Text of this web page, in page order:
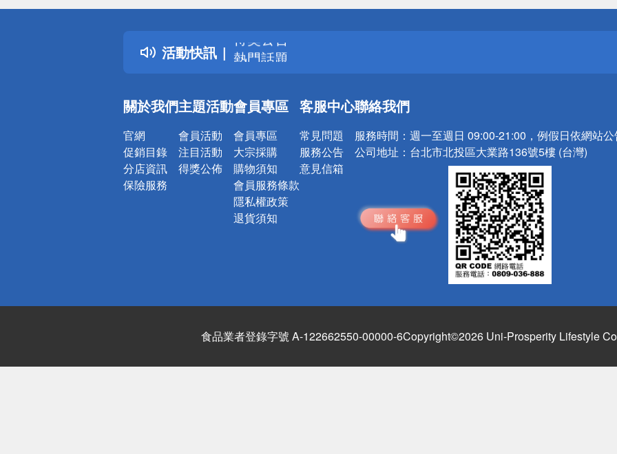
活動快訊
詐騙網頁！請小心！
得獎公告
熱門話題
銀行優惠
詐騙網頁！請小心！
關於我們
官網
促銷目錄
分店資訊
保險服務
主題活動
會員活動
注目活動
得獎公佈
會員專區
會員專區
大宗採購
購物須知
會員服務條款
隱私權政策
退貨須知
客服中心
常見問題
服務公告
意見信箱
聯絡我們
服務時間： 週一至週日 09:00-21:00，例假日依網站
公司地址： 台北市北投區大業路136號5樓 (台灣)
食品業者登錄字號 A-122662550-00000-6Copyright©2026 Uni-Prosperity Lifestyle